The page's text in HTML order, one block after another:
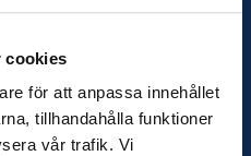
cookies
för att anpassa innehållet
tillhandahålla funktioner
vår trafik. Vi